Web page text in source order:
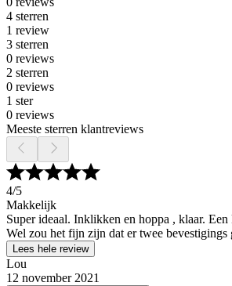
4 sterren
1 review
3 sterren
0 reviews
2 sterren
0 reviews
1 ster
0 reviews
Meeste sterren klantreviews
4/5
Makkelijk
Super ideaal. Inklikken en hoppa , klaar.
Wel zou het fijn zijn dat er twee bevestigings
Lees hele review
Lou
12 november 2021